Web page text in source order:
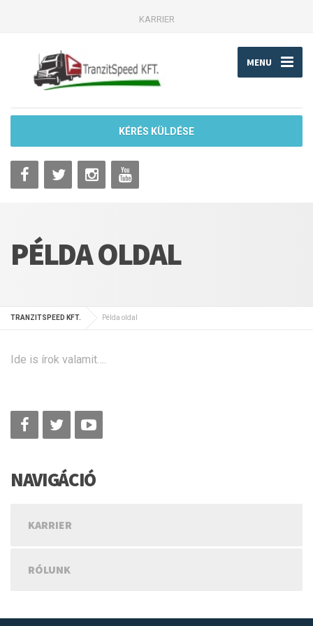
KARRIER
MENU
KÉRÉS KÜLDÉSE
PÉLDA OLDAL
TRANZITSPEED KFT. Példa oldal
Ide is írok valamit….
NAVIGÁCIÓ
KARRIER
RÓLUNK